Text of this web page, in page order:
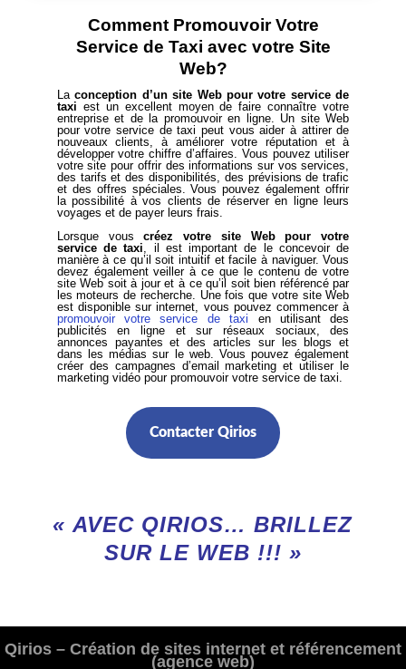
Comment Promouvoir Votre
Service de Taxi avec votre Site
Web?
Laconception d’un site Web pour votre service de
taxi est un excellent moyen de faire connaître votre
entreprise et de la promouvoir en ligne. Un site Web
pour votre service de taxi peut vous aider à attirer de
nouveaux clients, à améliorer votre réputation et à
développer votre chiffre d’affaires. Vous pouvez utiliser
votre site pour offrir des informations sur vos services,
des tarifs et des disponibilités, des prévisions de trafic
et des offres spéciales. Vous pouvez également offrir
la possibilité à vos clients de réserver en ligne leurs
voyages et de payer leurs frais.
Lorsque vouscréez votre site Web pour votre
service de taxi, il est important de le concevoir de
manière à ce qu’il soit intuitif et facile à naviguer. Vous
devez également veiller à ce que le contenu de votre
site Web soit à jour et à ce qu’il soit bien référencé par
les moteurs de recherche. Une fois que votre site Web
est disponible sur internet, vous pouvez commencer à
promouvoir votre service de taxi en utilisant des
publicités en ligne et sur réseaux sociaux, des
annonces payantes et des articles sur les blogs et
dans les médias sur le web. Vous pouvez également
créer des campagnes d’email marketing et utiliser le
marketing vidéo pour promouvoir votre service de taxi.
Contacter Qirios
« AVEC QIRIOS… BRILLEZ
SUR LE WEB !!! »
Qirios – Création de sites internet et référencement
(agence web)